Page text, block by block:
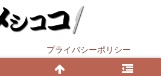
プライバシーポリシー
All Rights Reserved.